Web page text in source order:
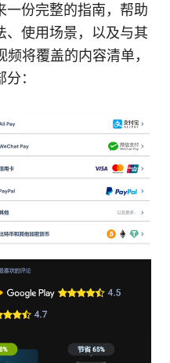
一份完整的指南，帮助
、使用场景，以及与其
将覆盖的内容清单，
：